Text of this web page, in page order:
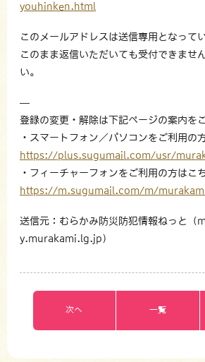
youhinken.html
このメールアドレスは送信専用となって
このまま返信いただいても受付できませ
い。
—
登録の変更・解除は下記ページの案内を
・スマートフォン／パソコンをご利用の
https://plus.sugumail.com/usr/
・フィーチャーフォンをご利用の方はこ
https://m.sugumail.com/m/
送信元：むらかみ防災防犯情報ねっと
y.murakami.lg.jp）
次へ 一覧